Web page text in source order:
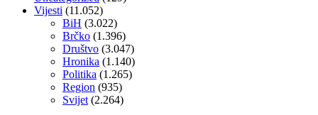
Vijesti (11.052)
BiH (3.022)
Brčko (1.396)
Društvo (3.047)
Hronika (1.140)
Politika (1.265)
Region (935)
Svijet (2.264)